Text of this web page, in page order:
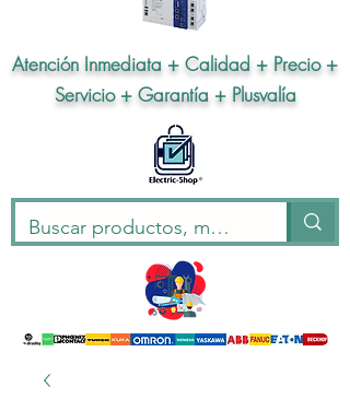
Atención Inmediata + Calidad + Precio +
Servicio + Garantía + Plusvalía